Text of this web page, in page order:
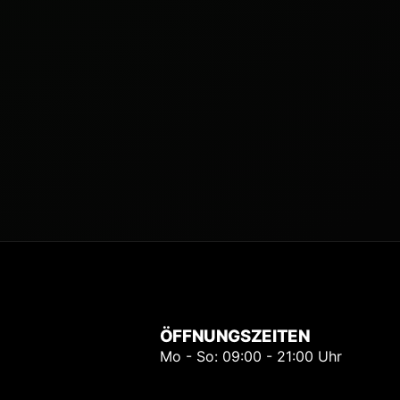
ÖFFNUNGSZEITEN
Mo - So: 09:00 - 21:00 Uhr